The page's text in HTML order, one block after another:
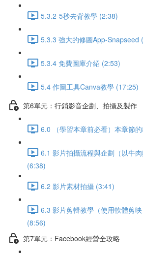
5.3.2-5秒去背教學 (2:38)
5.3.3 強大的修圖App-Snapseed
5.3.4 免費圖庫介紹 (2:53)
5.4 作圖工具Canva教學 (17:25)
第6單元：行銷影音企劃、拍攝及製作
6.0 （學習本章前必看）本章節
6.1 影片拍攝流程與企劃（以牛肉
(6:38)
6.2 影片素材拍攝 (3:41)
6.3 影片剪輯教學（使用軟體剪映
(8:56)
第7單元：Facebook經營全攻略